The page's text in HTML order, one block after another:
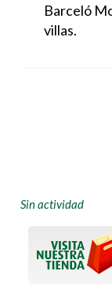
Barceló
villas.
Sin actividad